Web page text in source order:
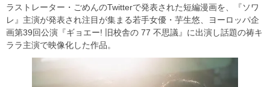
ラストレーター・ごめんのTwitterで発表された短編漫画を、『ソワ
レ』主演が発表され注目が集まる若手女優・芋生悠、ヨーロッパ企
画第39回公演『ギョエー! 旧校舎の 77 不思議』に出演し話題の祷キ
ララ主演で映像化した作品。